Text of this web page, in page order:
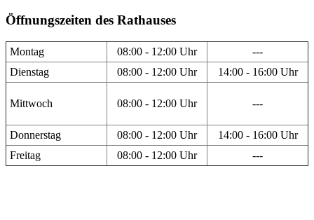
Öffnungszeiten des Rathauses
Montag 08:00 - 12:00 Uhr
---
Dienstag
08:00 - 12:00 Uhr 14:00 - 16:00 Uhr
Mittwoch 08:00 - 12:00 Uhr ---
Donnerstag 08:00 - 12:00 Uhr
14:00 - 16:00 Uhr
Freitag
08:00 - 12:00 Uhr ---